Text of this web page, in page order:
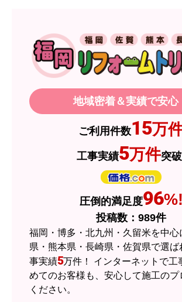
【その他感想・コメント】
製品価格もですが、設置や保証など
るので、今後も頼りになるショップ
2026年7月3日 19:01
欲しい商品をスムーズに注文できましたか
ショップからの連絡や対応は適切でしたか？
予定の期日までに商品が届きましたか？
はい
商品の梱包は必要十分なものでしたか？
はい
またこのショップを利用したいですか？
地域密着＆実績で安心
ご利用件数15万
工事実績5万件突
圧倒的満足度96%!
投稿数： 989件
福岡・博多・北九州・久留米を中心
県・熊本県・長崎県・佐賀県で選ば
事実績5万件！ インターネットで工
めてのお客様も、安心して施工のプ
ください。